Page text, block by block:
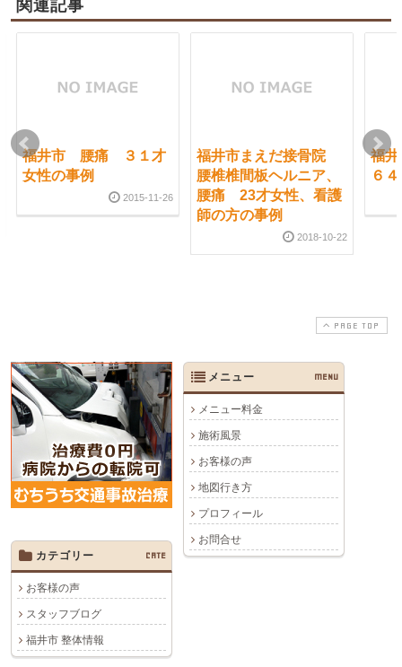
関連記事
福井市 腰痛 ３１才
女性の事例
2015-11-26
福井市まえだ接骨院
腰椎椎間板ヘルニア、
腰痛 23才女性、看護
師の方の事例
2018-10-22
福
６
PAGE TOP
メニュー MENU
メニュー料金
施術風景
お客様の声
地図行き方
プロフィール
お問合せ
カテゴリー
CATE
お客様の声
スタッフブログ
福井市 整体情報